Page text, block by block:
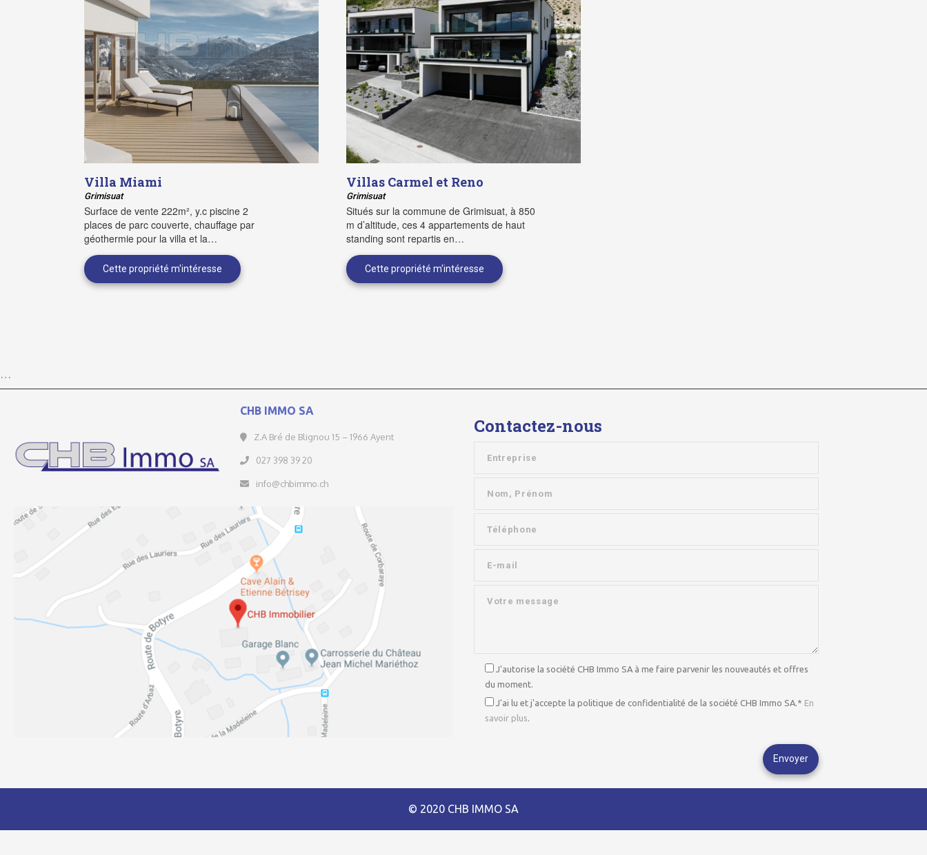
Villa Miami
Grimisuat
Surface de vente 222m², y.c piscine 2
places de parc couverte, chauffage par
géothermie pour la villa et la…
Villas Carmel et Reno
Grimisuat
Situés sur la commune de Grimisuat, à 850
m d’altitude, ces 4 appartements de haut
standing sont repartis en…
…
CHB IMMO SA
Z.A Bré de Blignou 15 – 1966 Ayent
027 398 39 20
info@chbimmo.ch
Contactez-nous
J'autorise la société CHB Immo SA à me faire parvenir les nouveautés et offres
du moment.
J'ai lu et j'accepte la politique de confidentialité de la société CHB Immo SA.* En
savoir plus.
© 2020 CHB IMMO SA